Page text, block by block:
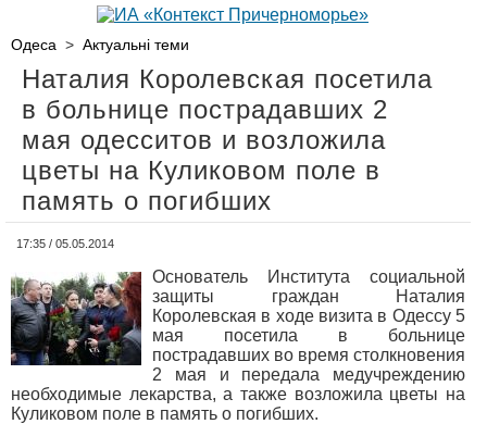
Одеса > Актуальні теми
Наталия Королевская посетила
в больнице пострадавших 2
мая одесситов и возложила
цветы на Куликовом поле в
память о погибших
17:35 / 05.05.2014
Основатель Института социальной
защиты граждан Наталия
Королевская в ходе визита в Одессу 5
мая посетила в больнице
пострадавших во время столкновения
2 мая и передала медучреждению
необходимые лекарства, а также возложила цветы на
Куликовом поле в память о погибших.